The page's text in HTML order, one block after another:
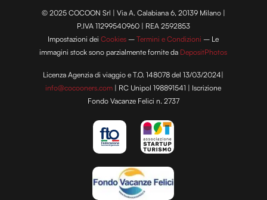
© 2025 COCOON Srl | Via A. Calabiana 6, 20139 Milano |
P.IVA 11299540960 | REA 2592853
Impostazioni deiCookies –Termini e Condizioni – Le
immagini stock sono parzialmente fornite da DepositPhotos
Licenza Agenzia di viaggio e T.O. 148078 del 13/03/2024|
info@cocooners.com | RC Unipol 198891541 | Iscrizione
Fondo Vacanze Felici n. 2737